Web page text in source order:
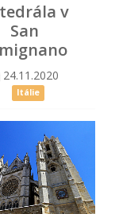
v
San
24.11.2020
Itálie